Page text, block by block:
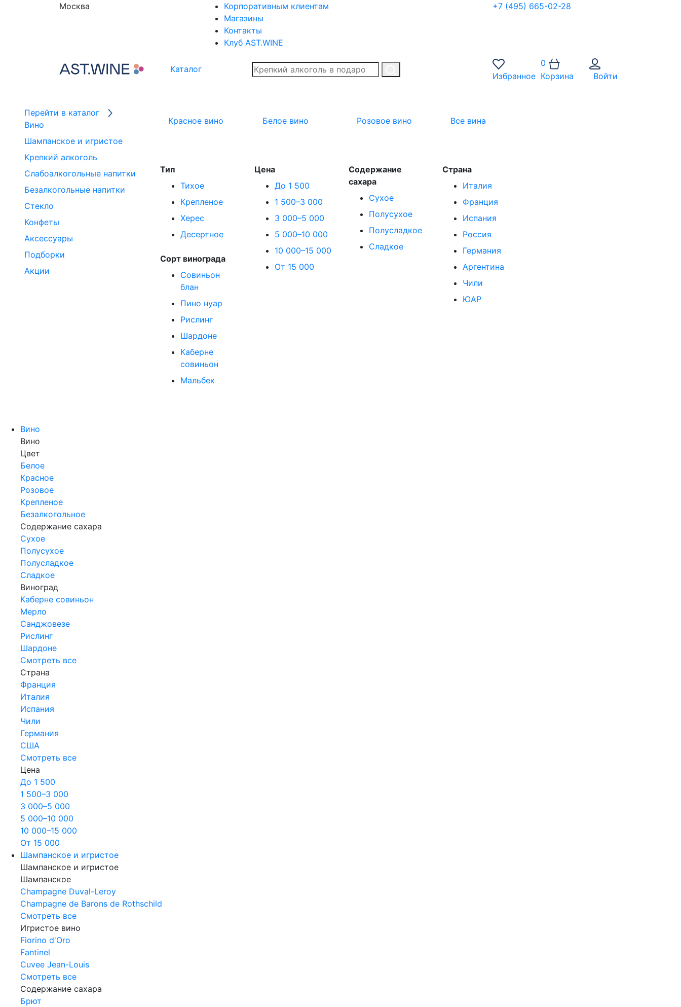
Москва
Корпоративным клиентам
Магазины
Контакты
Клуб AST.WINE
+7 (495) 665-02-28
Каталог
Избранное
0
Корзина
Войти
Перейти в каталог
Вино
Шампанское и игристое
Крепкий алкоголь
Слабоалкогольные напитки
Безалкогольные напитки
Стекло
Конфеты
Аксессуары
Подборки
Акции
Красное вино Белое вино Розовое вино Все вина
Тип
Тихое
Крепленое
Херес
Десертное
Сорт винограда
Совиньон
блан
Пино нуар
Рислинг
Шардоне
Каберне
совиньон
Мальбек
Цена
До 1 500
1 500–3 000
3 000–5 000
5 000–10 000
10 000–15 000
От 15 000
Содержание
сахара
Сухое
Полусухое
Полусладкое
Сладкое
Страна
Италия
Франция
Испания
Россия
Германия
Аргентина
Чили
ЮАР
Вино
Вино
Цвет
Белое
Красное
Розовое
Крепленое
Безалкогольное
Содержание сахара
Сухое
Полусухое
Полусладкое
Сладкое
Виноград
Каберне совиньон
Мерло
Санджовезе
Рислинг
Шардоне
Смотреть все
Страна
Франция
Италия
Испания
Чили
Германия
США
Смотреть все
Цена
До 1 500
1 500–3 000
3 000–5 000
5 000–10 000
10 000–15 000
От 15 000
Шампанское и игристое
Шампанское и игристое
Шампанское
Champagne Duval-Leroy
Champagne de Barons de Rothschild
Смотреть все
Игристое вино
Fiorino d'Oro
Fantinel
Cuvee Jean-Louis
Смотреть все
Содержание сахара
Брют